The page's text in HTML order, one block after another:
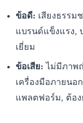
ข้อดี: เสียงธรรม
แบรนด์แข็งแรง,
เยี่ยม
ข้อเสีย: ไม่มีภาพ
เครื่องมือภายนอ
แพลตฟอร์ม, ต้อง